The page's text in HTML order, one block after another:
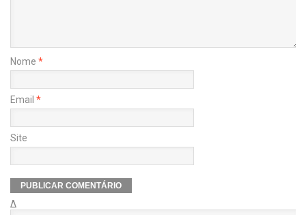
Nome *
Email *
Site
Δ